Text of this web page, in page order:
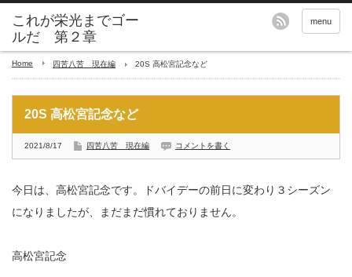
これが栄光までゴー
ルだ 第２章
menu
Home 四苦八苦 現在編 20S 高松宮記念など
20S 高松宮記念など
2021/8/17 四苦八苦 現在編 コメントを書く
今日は、高松宮記念です。ドバイデーの前日に変わり３シーズン
になりましたが、まだまだ慣れておりません。
高松宮記念